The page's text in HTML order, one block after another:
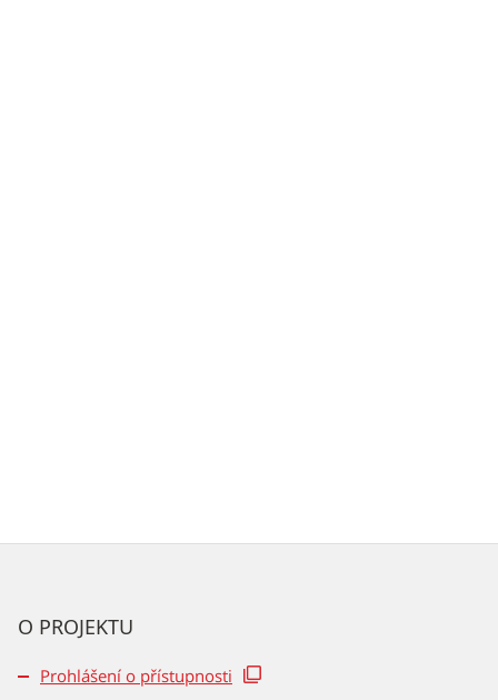
O PROJEKTU
Prohlášení o přístupnosti